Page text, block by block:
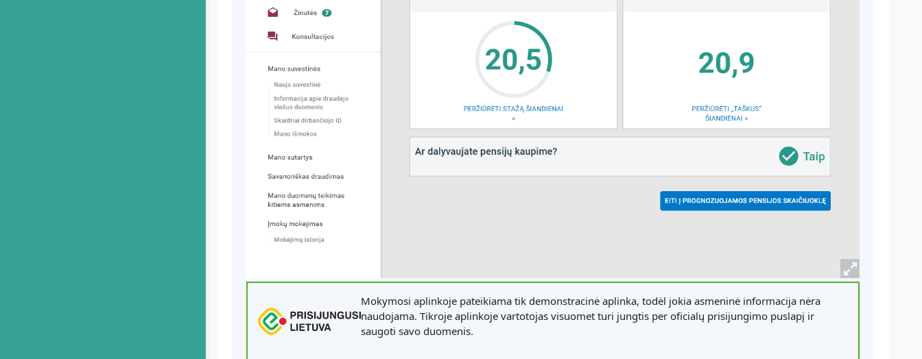
Mokymosi aplinkoje pateikiama tik demonstracinė aplinka, todėl jokia asmeninė informacija nėra
naudojama. Tikroje aplinkoje vartotojas visuomet turi jungtis per oficialų prisijungimo puslapį ir
saugoti savo duomenis.